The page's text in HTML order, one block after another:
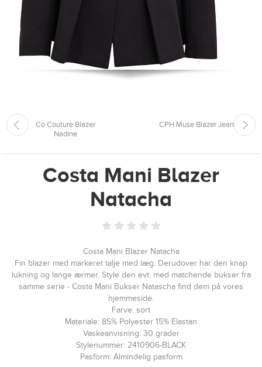
Co Couture Blazer
Nadine
CPH Muse Blazer Jean
Costa Mani Blazer
Natacha
Costa Mani Blazer Natacha
Fin blazer med markeret talje med læg. Derudover har den knap
lukning og lange ærmer. Style den evt. med matchende bukser fra
samme serie - Costa Mani Bukser Natascha find dem på vores
hjemmeside.
Farve: sort
Materiale: 85% Polyester 15% Elastan
Vaskeanvisning: 30 grader
Stylenummer: 2410906-BLACK
Pasform: Almindelig pasform